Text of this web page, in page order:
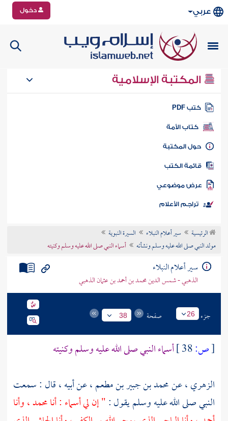
عربي دخول
المكتبة الإسلامية
كتب PDF
كتاب الأمة
المكتبة
الكتب
موضوعي
تراجم الأعلام
الرئيسية سير أعلام النبلاء
السيرة النبوية
مولد النبي صلى الله عليه وسلم ونشأته
أسماء النبي صلى الله عليه وسلم وكنيته
سير أعلام النبلاء
الذهبي - شمس الدين محمد بن أحمد بن عثمان الذهبي
جزء 26 صفحة 38
[ص:
أسماء النبي صلى الله عليه وسلم وكنيته
الزهري ،عنمحمد بن جبير بن مطعم ،عن أبيه ، قال : سمعت
النبي صلى الله عليه وسلم يقول :" إن لي أسماء : أنامحمد ،وأنا